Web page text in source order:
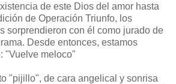
de este Dios del amor hasta
de Operación Triunfo, los
sorprendieron con él como jurado de
Desde entonces, estamos
"Vuelve meloco"
"pijillo", de cara angelical y sonrisa